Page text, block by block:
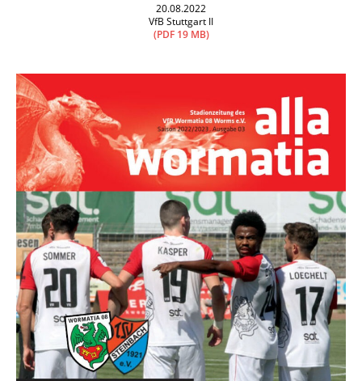
20.08.2022
VfB Stuttgart II
(PDF 19 MB)